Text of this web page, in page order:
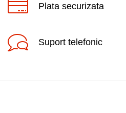
Plata securizata
Suport telefonic